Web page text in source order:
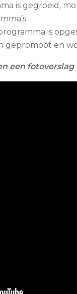
is gegroeid,
is
gepromoot en
een fotoverslag